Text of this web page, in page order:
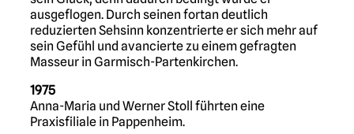
ausgeflogen. Durch seinen fortan deutlich
reduzierten Sehsinn konzentrierte er sich mehr auf
sein Gefühl und avancierte zu einem gefragten
Masseur in Garmisch-Partenkirchen.
1975
Anna-Maria und Werner Stoll führten eine
Praxisfiliale in Pappenheim.